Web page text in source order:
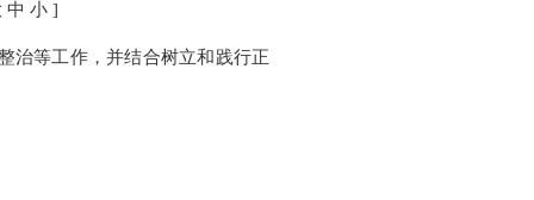
中 小]
治等工作，并结合树立和践行正